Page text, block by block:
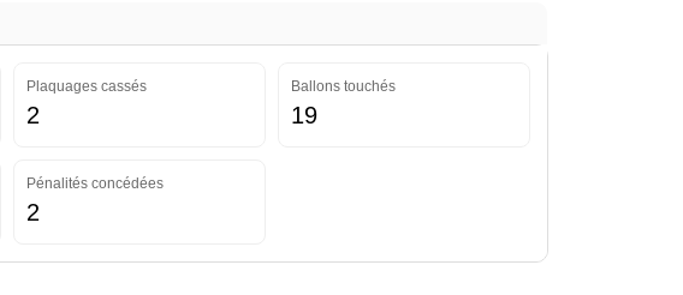
Plaquages cassés
2
Ballons touchés
19
Pénalités concédées
2